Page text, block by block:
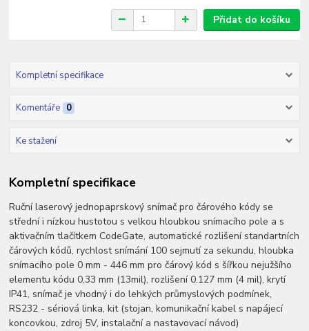
Přidat do košíku
Kompletní specifikace
Komentáře 0
Ke stažení
Kompletní specifikace
Ruční laserový jednopaprskový snímač pro čárového kódy se
střední i nízkou hustotou s velkou hloubkou snímacího pole a s
aktivačním tlačítkem CodeGate, automatické rozlišení standartních
čárových kódů, rychlost snímání 100 sejmutí za sekundu, hloubka
snímacího pole 0 mm - 446 mm pro čárový kód s šířkou nejužšího
elementu kódu 0,33 mm (13mil), rozlišení 0.127 mm (4 mil), krytí
IP41, snímač je vhodný i do lehkých průmyslových podmínek,
RS232 - sériová linka, kit (stojan, komunikační kabel s napájecí
koncovkou, zdroj 5V, instalační a nastavovací návod)